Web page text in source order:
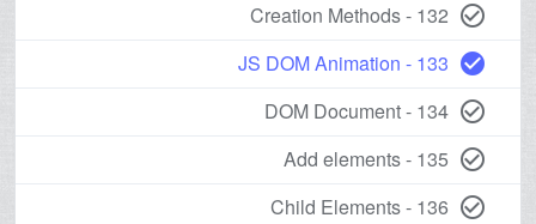
check_circle_outline
132 - Creation Methods
check_circle
133 - JS DOM Animation
check_circle_outline
134 - DOM Document
check_circle_outline
135 - Add elements
check_circle_outline
136 - Child Elements